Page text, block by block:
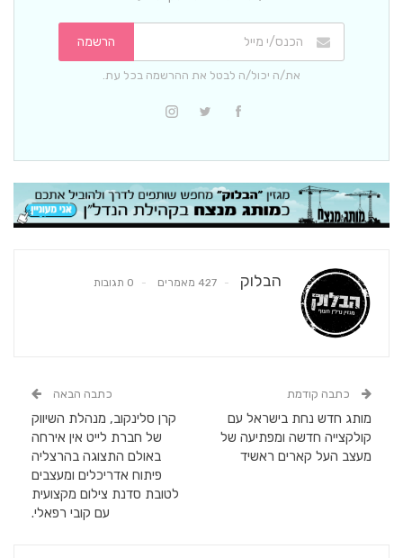
הרשמה
את/ה יכול/ה לבטל את ההרשמה בכל עת.
הבלוק 427 מאמרים 0 תגובות
כתבה קודמת
מותג חדש נחת בישראל עם
קולקצייה חדשה ומפתיעה של
מעצב העל קארים ראשיד
כתבה הבאה
קרן סלינקוב, מנהלת השיווק
של חברת לייט אין אירחה
באולם התצוגה בהרצליה
פיתוח אדריכלים ומעצבים
לטובת סדנת צילום מקצועית
עם קובי רפאלי.